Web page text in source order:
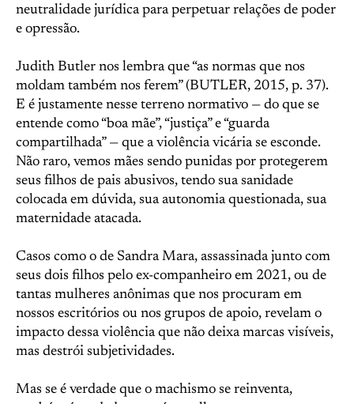
neutralidade jurídica para perpetuar relações de poder
e opressão.
Judith Butler nos lembra que “as normas que nos
moldam também nos ferem” (BUTLER, 2015, p. 37).
E é justamente nesse terreno normativo — do que se
entende como “boa mãe”, “justiça” e “guarda
compartilhada” — que a violência vicária se esconde.
Não raro, vemos mães sendo punidas por protegerem
seus filhos de pais abusivos, tendo sua sanidade
colocada em dúvida, sua autonomia questionada, sua
maternidade atacada.
Casos como o de Sandra Mara, assassinada junto com
seus dois filhos pelo ex-companheiro em 2021, ou de
tantas mulheres anônimas que nos procuram em
nossos escritórios ou nos grupos de apoio, revelam o
impacto dessa violência que não deixa marcas visíveis,
mas destrói subjetividades.
Mas se é verdade que o machismo se reinventa,